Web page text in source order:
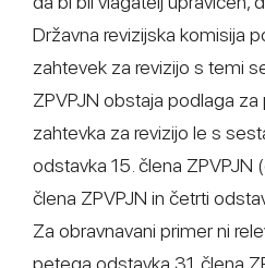
Državna revizijska komisija
zahtevek za revizijo s temi
ZPVPJN obstaja podlaga
zahtevka za revizijo le s
odstavka 15. člena ZPVPJN
člena ZPVPJN in četrti
Za obravnavani primer ni
petega odstavka 31. člena